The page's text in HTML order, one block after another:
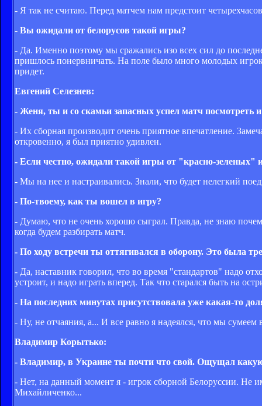
- Я так не считаю. Перед матчем нам предстоит
- Вы ожидали от белорусов такой игры?
- Да. Именно поэтому мы сражались изо всех сил до
пришлось понервничать. На поле было много молодых
придет.
Евгений Селезнев:
- Женя, ты и со скамьи запасных успел матч посмотреть
- Их сборная производит очень приятное впечатление.
откровенно, я был приятно удивлен.
- Если честно, ожидали такой игры от "красно-зеленых"
- Мы на нее и настраивались. Знали, что будет нелегкий
- По-твоему, как ты вошел в игру?
- Думаю, что не очень хорошо сыграл. Правда, не знаю
когда будем разбирать матч.
- По ходу встречи ты оттягивался в оборону. Это была
- Да, наставник говорил, что во время "стандартов" надо
устроит, и надо играть вперед. Так что старался быть на
- На последних минутах присутствовала уже какая-то
- Ну, не отчаяния, а... И все равно я надеялся, что мы
Владимир Корытько:
- Владимир, в Украине ты почти что свой. Ощущал
- Нет, на данный момент я - игрок сборной Белоруссии. Не
Михайличенко...